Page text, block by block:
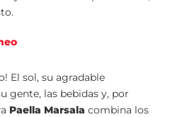
El sol, su agradable
gente, las bebidas y, por
Paella Marsala combina los